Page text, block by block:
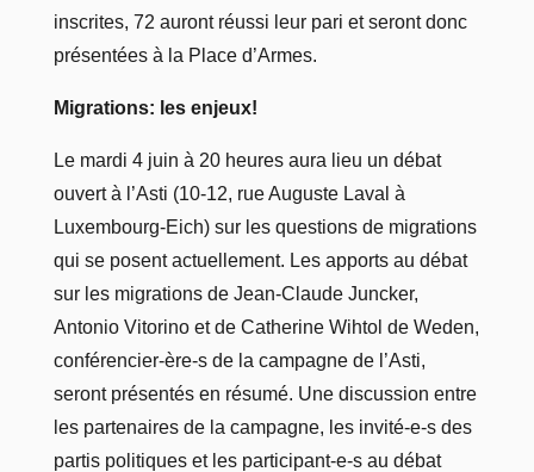
inscrites, 72 auront réussi leur pari et seront donc
présentées à la Place d’Armes.
Migrations: les enjeux!
Le mardi 4 juin à 20 heures aura lieu un débat
ouvert à l’Asti (10-12, rue Auguste Laval à
Luxembourg-Eich) sur les questions de migrations
qui se posent actuellement. Les apports au débat
sur les migrations de Jean-Claude Juncker,
Antonio Vitorino et de Catherine Wihtol de Weden,
conférencier-ère-s de la campagne de l’Asti,
seront présentés en résumé. Une discussion entre
les partenaires de la campagne, les invité-e-s des
partis politiques et les participant-e-s au débat